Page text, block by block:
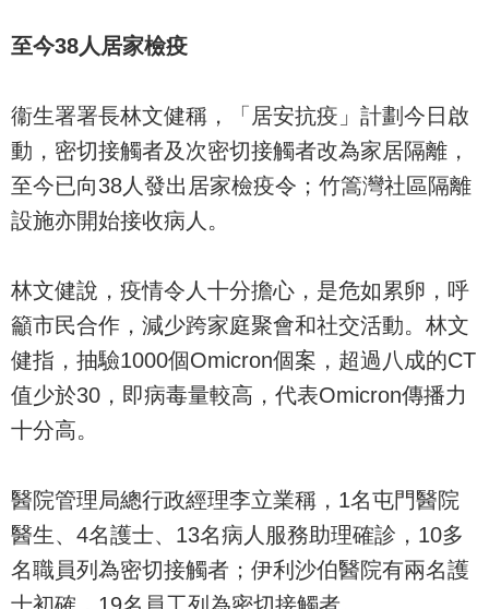
至今38人居家檢疫
衞生署署長林文健稱，「居安抗疫」計劃今日啟
動，密切接觸者及次密切接觸者改為家居隔離，
至今已向38人發出居家檢疫令；竹篙灣社區隔離
設施亦開始接收病人。
林文健說，疫情令人十分擔心，是危如累卵，呼
籲市民合作，減少跨家庭聚會和社交活動。林文
健指，抽驗1000個Omicron個案，超過八成的CT
值少於30，即病毒量較高，代表Omicron傳播力
十分高。
醫院管理局總行政經理李立業稱，1名屯門醫院
醫生、4名護士、13名病人服務助理確診，10多
名職員列為密切接觸者；伊利沙伯醫院有兩名護